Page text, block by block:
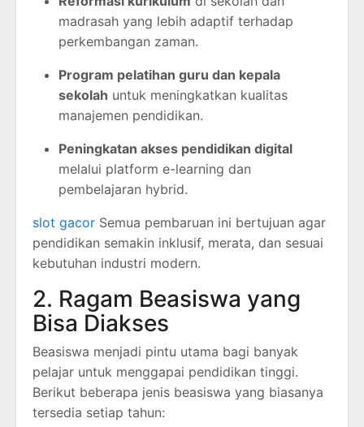
madrasah yang lebih adaptif terhadap
perkembangan zaman.
Program pelatihan guru dan kepala
sekolah untuk meningkatkan kualitas
manajemen pendidikan.
Peningkatan akses pendidikan digital
melalui platform e-learning dan
pembelajaran hybrid.
slot gacor Semua pembaruan ini bertujuan agar
pendidikan semakin inklusif, merata, dan sesuai
kebutuhan industri modern.
2. Ragam Beasiswa yang
Bisa Diakses
Beasiswa menjadi pintu utama bagi banyak
pelajar untuk menggapai pendidikan tinggi.
Berikut beberapa jenis beasiswa yang biasanya
tersedia setiap tahun: